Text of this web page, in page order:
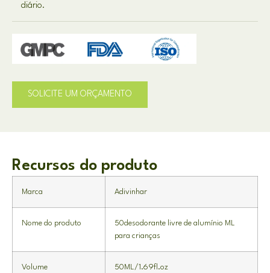
diário.
SOLICITE UM ORÇAMENTO
Recursos do produto
Marca Adivinhar
Nome do produto
50desodorante livre de alumínio ML
para crianças
Volume 50ML/1.69fl.oz